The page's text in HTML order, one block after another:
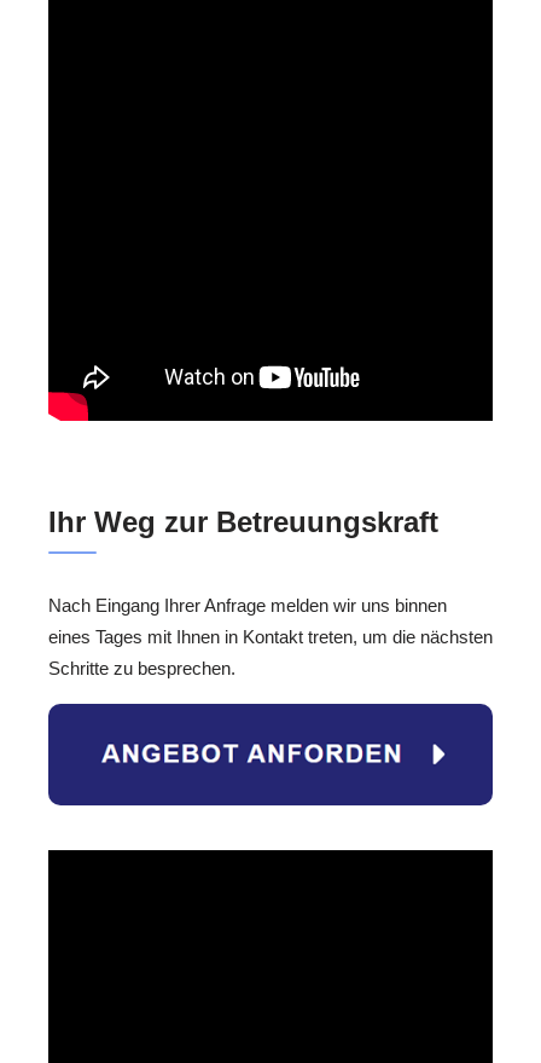
Ihr Weg zur Betreuungskraft
Nach Eingang Ihrer Anfrage melden wir uns binnen
eines Tages mit Ihnen in Kontakt treten, um die nächsten
Schritte zu besprechen.